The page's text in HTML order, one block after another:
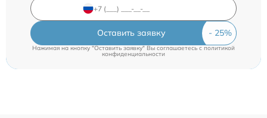
Оставить заявку
Нажимая на кнопку "Оставить заявку" Вы соглашаетесь c политикой
конфиденциальности